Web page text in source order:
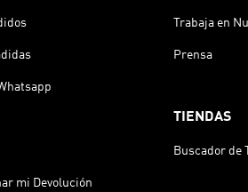
mi Devolución
Trabaja en
Prensa
TIENDAS
Buscador de